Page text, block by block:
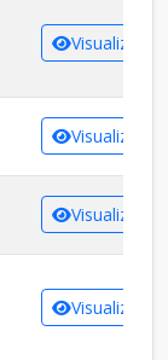
Visualizar
Visualizar
Visualizar
Visualizar